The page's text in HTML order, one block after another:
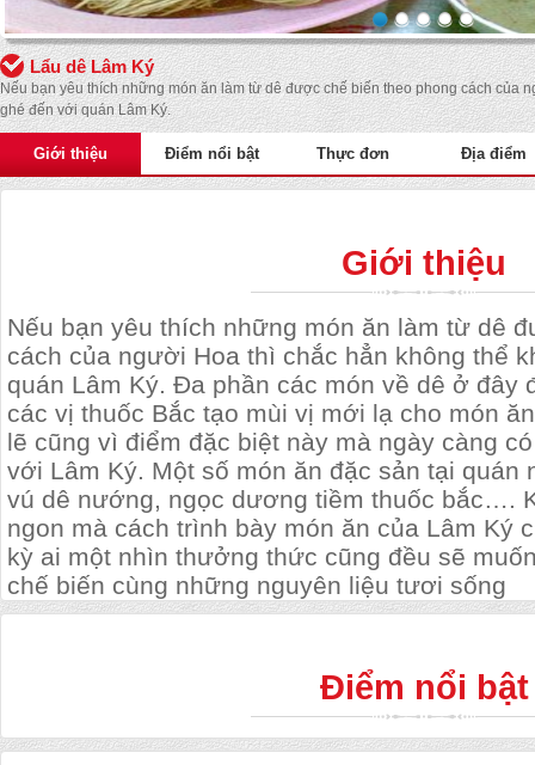
Lẩu dê Lâm Ký
Nếu bạn yêu thích những món ăn làm từ dê được chế biến theo phong cách của
ghé đến với quán Lâm Ký.
Giới thiệu Điểm nổi bật Thực đơn Địa điểm
Giới thiệu
Nếu bạn yêu thích những món ăn làm từ dê
cách của người Hoa thì chắc hẳn không thể
quán Lâm Ký. Đa phần các món về dê ở đây
các vị thuốc Bắc tạo mùi vị mới lạ cho món
lẽ cũng vì điểm đặc biệt này mà ngày càng
với Lâm Ký. Một số món ăn đặc sản tại quán
vú dê nướng, ngọc dương tiềm thuốc bắc….
ngon mà cách trình bày món ăn của Lâm Ký
kỳ ai một nhìn thưởng thức cũng đều sẽ
chế biến cùng những nguyên liệu tươi sống
Điểm nổi bật